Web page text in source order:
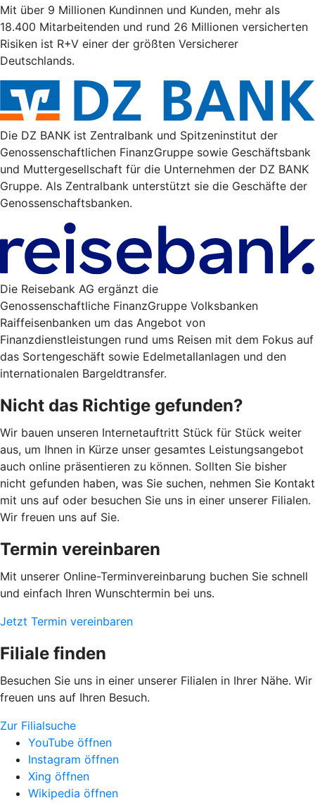
Mit über 9 Millionen Kundinnen und Kunden, mehr als
18.400 Mitarbeitenden und rund 26 Millionen versicherten
Risiken ist R+V einer der größten Versicherer
Deutschlands.
Die DZ BANK ist Zentralbank und Spitzeninstitut der
Genossenschaftlichen FinanzGruppe sowie Geschäftsbank
und Muttergesellschaft für die Unternehmen der DZ BANK
Gruppe. Als Zentralbank unterstützt sie die Geschäfte der
Genossenschaftsbanken.
Die Reisebank AG ergänzt die
Genossenschaftliche FinanzGruppe Volksbanken
Raiffeisenbanken um das Angebot von
Finanzdienstleistungen rund ums Reisen mit dem Fokus auf
das Sortengeschäft sowie Edelmetallanlagen und den
internationalen Bargeldtransfer.
Nicht das Richtige gefunden?
Wir bauen unseren Internetauftritt Stück für Stück weiter
aus, um Ihnen in Kürze unser gesamtes Leistungsangebot
auch online präsentieren zu können. Sollten Sie bisher
nicht gefunden haben, was Sie suchen, nehmen Sie Kontakt
mit uns auf oder besuchen Sie uns in einer unserer Filialen.
Wir freuen uns auf Sie.
Termin vereinbaren
Mit unserer Online-Terminvereinbarung buchen Sie schnell
und einfach Ihren Wunschtermin bei uns.
Jetzt Termin vereinbaren
Filiale finden
Besuchen Sie uns in einer unserer Filialen in Ihrer Nähe. Wir
freuen uns auf Ihren Besuch.
Zur Filialsuche
YouTube öffnen
Instagram öffnen
Xing öffnen
Wikipedia öffnen